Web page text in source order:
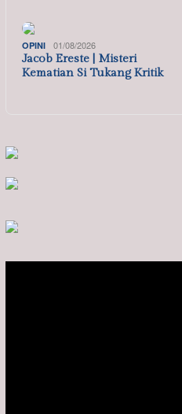
OPINI 01/08/2026
Jacob Ereste | Misteri
Kematian Si Tukang Kritik